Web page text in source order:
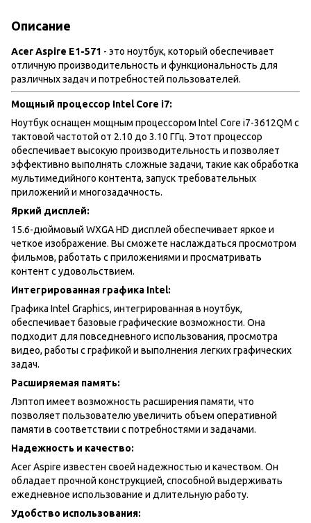
Описание
Acer Aspire E1-571 - это ноутбук, который обеспечивает
отличную производительность и функциональность для
различных задач и потребностей пользователей.
Мощный процессор Intel Core i7:
Ноутбук оснащен мощным процессором Intel Core i7-3612QM с
тактовой частотой от 2.10 до 3.10 ГГц. Этот процессор
обеспечивает высокую производительность и позволяет
эффективно выполнять сложные задачи, такие как обработка
мультимедийного контента, запуск требовательных
приложений и многозадачность.
Яркий дисплей:
15.6-дюймовый WXGA HD дисплей обеспечивает яркое и
четкое изображение. Вы сможете наслаждаться просмотром
фильмов, работать с приложениями и просматривать
контент с удовольствием.
Интегрированная графика Intel:
Графика Intel Graphics, интегрированная в ноутбук,
обеспечивает базовые графические возможности. Она
подходит для повседневного использования, просмотра
видео, работы с графикой и выполнения легких графических
задач.
Расширяемая память:
Лэптоп имеет возможность расширения памяти, что
позволяет пользователю увеличить объем оперативной
памяти в соответствии с потребностями и задачами.
Надежность и качество:
Acer Aspire известен своей надежностью и качеством. Он
обладает прочной конструкцией, способной выдерживать
ежедневное использование и длительную работу.
Удобство использования: